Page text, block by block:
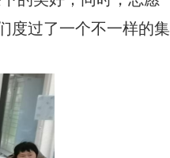
度过了一个不一样的集